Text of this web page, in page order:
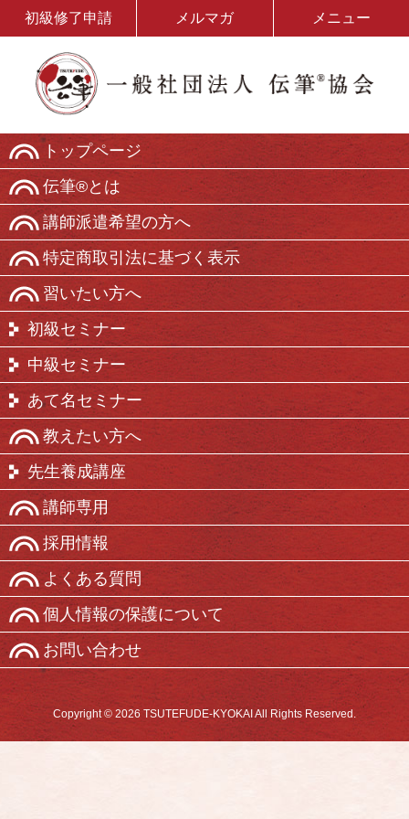
初級修了申請 メルマガ メニュー
トップページ
伝筆®とは
講師派遣希望の方へ
特定商取引法に基づく表示
習いたい方へ
初級セミナー
中級セミナー
あて名セミナー
教えたい方へ
先生養成講座
講師専用
採用情報
よくある質問
個人情報の保護について
お問い合わせ
Copyright © 2026 TSUTEFUDE-KYOKAI All Rights Reserved.